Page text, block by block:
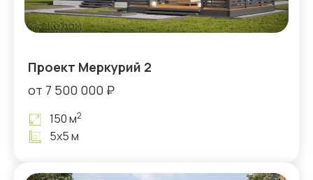
Проект Меркурий 2
от 7 500 000 ₽
150 м2
5х5 м